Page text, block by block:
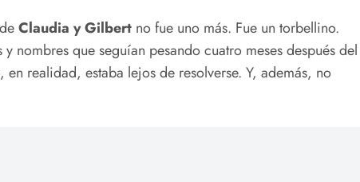
deClaudia y Gilbert no fue uno más. Fue un torbellino.
nombres que seguían pesando cuatro meses después del
realidad, estaba lejos de resolverse. Y, además, no